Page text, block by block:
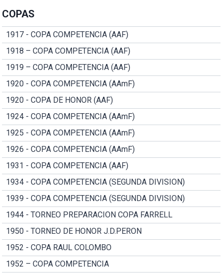
COPAS
1917 - COPA COMPETENCIA (AAF)
1918 – COPA COMPETENCIA (AAF)
1919 – COPA COMPETENCIA (AAF)
1920 - COPA COMPETENCIA (AAmF)
1920 - COPA DE HONOR (AAF)
1924 - COPA COMPETENCIA (AAmF)
1925 - COPA COMPETENCIA (AAmF)
1926 - COPA COMPETENCIA (AAmF)
1931 - COPA COMPETENCIA (AAF)
1934 - COPA COMPETENCIA (SEGUNDA DIVISION)
1939 - COPA COMPETENCIA (SEGUNDA DIVISION)
1944 - TORNEO PREPARACION COPA FARRELL
1950 - TORNEO DE HONOR J.D.PERON
1952 - COPA RAUL COLOMBO
1952 – COPA COMPETENCIA